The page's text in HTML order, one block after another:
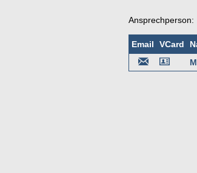
Ansprechperson:
Email VCard